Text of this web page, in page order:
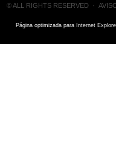
© ALL RIGHTS RESERVED ·
Página optimizada para Internet